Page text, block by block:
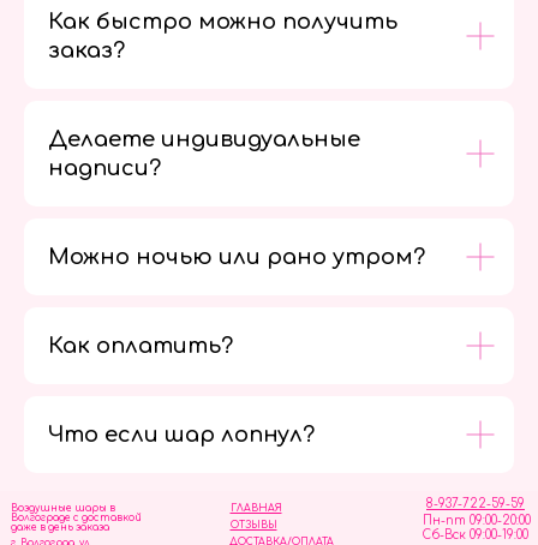
Как быстро можно получить
заказ?
Делаете индивидуальные
надписи?
Можно ночью или рано утром?
Как оплатить?
Что если шар лопнул?
ОТЗЫВЫ
ГЛАВНАЯ
ДОСТАВКА/ОПЛАТА
8-937-722-59-59
Пн-пт 09:00-20:00
Сб-Вск 09:00-19:00
Воздушные шары в
Волгограде с доставкой
даже в день заказа